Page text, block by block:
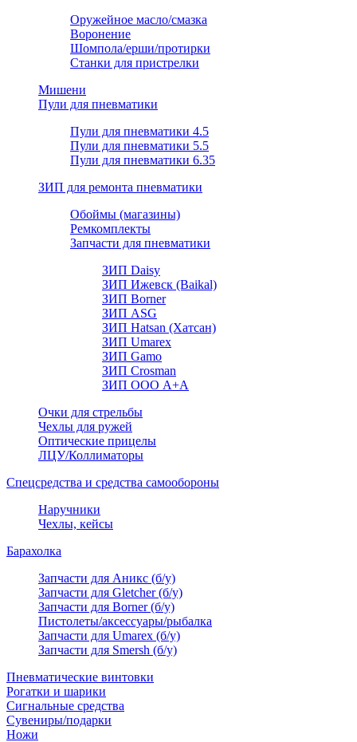
Оружейное масло/смазка
Воронение
Шомпола/ерши/протирки
Станки для пристрелки
Мишени
Пули для пневматики
Пули для пневматики 4.5
Пули для пневматики 5.5
Пули для пневматики 6.35
ЗИП для ремонта пневматики
Обоймы (магазины)
Ремкомплекты
Запчасти для пневматики
ЗИП Daisy
ЗИП Ижевск (Baikal)
ЗИП Borner
ЗИП ASG
ЗИП Hatsan (Хатсан)
ЗИП Umarex
ЗИП Gamo
ЗИП Crosman
ЗИП ООО А+А
Очки для стрельбы
Чехлы для ружей
Оптические прицелы
ЛЦУ/Коллиматоры
Спецсредства и средства самообороны
Наручники
Чехлы, кейсы
Барахолка
Запчасти для Аникс (б/у)
Запчасти для Gletcher (б/у)
Запчасти для Borner (б/у)
Пистолеты/аксессуары/рыбалка
Запчасти для Umarex (б/у)
Запчасти для Smersh (б/у)
Пневматические винтовки
Рогатки и шарики
Сигнальные средства
Сувениры/подарки
Ножи